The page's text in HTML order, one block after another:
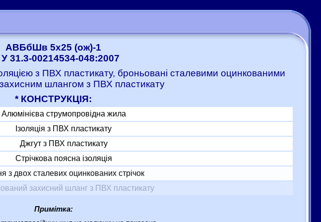
АВБбШв 5x25 (ож)-1
31.3-00214534-048:2007
з ПВХ пластикату, броньовані сталевими оцинкованими
захисним шлангом з ПВХ пластикату
* КОНСТРУКЦІЯ:
Алюмінієва струмопровідна жила
Ізоляція з ПВХ пластикату
Джгут з ПВХ пластикату
Стрічкова поясна ізоляція
з двох сталевих оцинкованих стрічок
захисний шланг з ПВХ пластикату
Примітка: